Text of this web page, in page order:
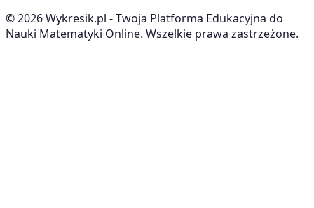
©2026Wykresik.pl - Twoja Platforma Edukacyjna do
Nauki Matematyki Online. Wszelkie prawa zastrzeżone.